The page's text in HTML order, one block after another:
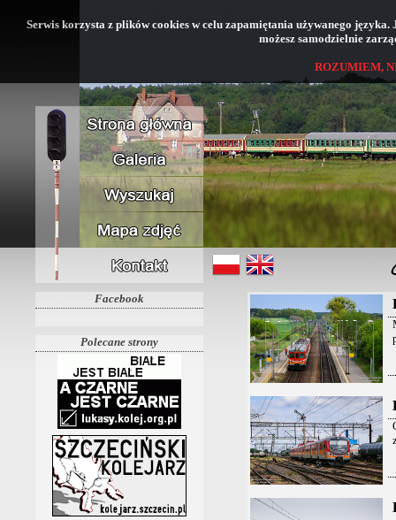
Serwis korzysta z plików cookies w celu zapamiętania używanego
możesz samodzielnie
ROZUMIEM,
Facebook
Polecane strony